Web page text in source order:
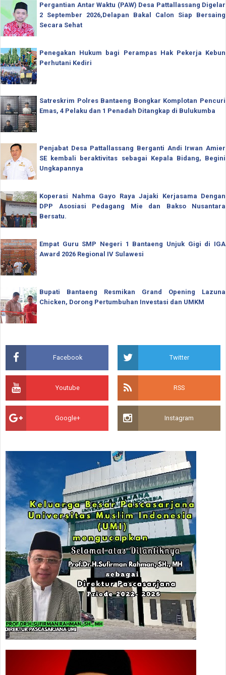
Pergantian Antar Waktu (PAW) Desa Pattallassang Digelar
2 September 2026,Delapan Bakal Calon Siap Bersaing
Secara Sehat
Penegakan Hukum bagi Perampas Hak Pekerja Kebun
Perhutani Kediri
Satreskrim Polres Bantaeng Bongkar Komplotan Pencuri
Emas, 4 Pelaku dan 1 Penadah Ditangkap di Bulukumba
Penjabat Desa Pattallassang Berganti Andi Irwan Amier
SE kembali beraktivitas sebagai Kepala Bidang, Begini
Ungkapannya
Koperasi Nahma Gayo Raya Jajaki Kerjasama Dengan
DPP Asosiasi Pedagang Mie dan Bakso Nusantara
Bersatu.
Empat Guru SMP Negeri 1 Bantaeng Unjuk Gigi di IGA
Award 2026 Regional IV Sulawesi
Bupati Bantaeng Resmikan Grand Opening Lazuna
Chicken, Dorong Pertumbuhan Investasi dan UMKM
Facebook Twitter
Youtube RSS
Google+ Instagram